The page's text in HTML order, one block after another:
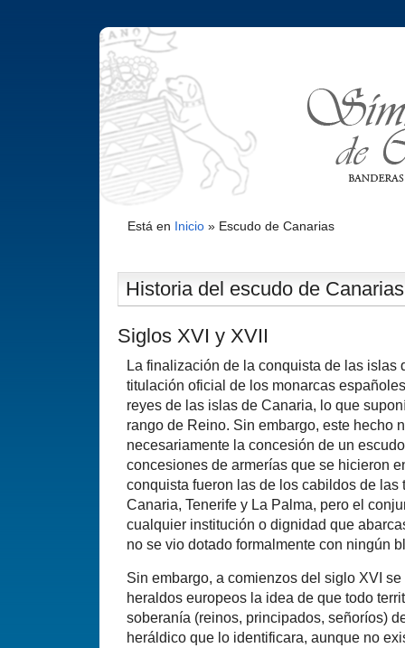
Está en Inicio» Escudo de Canarias
Historia del escudo de Canarias
Siglos XVI y XVII
La finalización de la conquista de las islas
titulación oficial de los monarcas
reyes de las islas de Canaria, lo que
rango de Reino. Sin embargo, este hecho
necesariamente la concesión de un
concesiones de armerí­as que se hicieron
conquista fueron las de los cabildos de las
Canaria, Tenerife y La Palma, pero el
cualquier institución o dignidad que
no se vio dotado formalmente con ningún
Sin embargo, a comienzos del siglo XVI
heraldos europeos la idea de que todo
soberaní­a (reinos, principados, señorí­os)
heráldico que lo identificara, aunque no